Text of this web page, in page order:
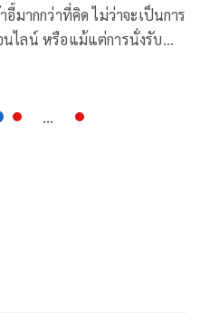
มากกว่าที่คิด ไม่ว่าจะเป็นการ
ไลน์ หรือแม้แต่การนั่งรับ
...